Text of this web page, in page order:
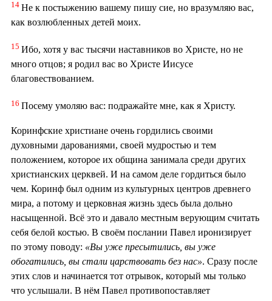
14 Не к постыжению вашему пишу сие, но вразумляю вас,
как возлюбленных детей моих.
15 Ибо, хотя у вас тысячи наставников во Христе, но не
много отцов; я родил вас во Христе Иисусе
благовествованием.
16 Посему умоляю вас: подражайте мне, как я Христу.
Коринфские христиане очень гордились своими
духовными дарованиями, своей мудростью и тем
положением, которое их община занимала среди других
христианских церквей. И на самом деле гордиться было
чем. Коринф был одним из культурных центров древнего
мира, а потому и церковная жизнь здесь была дольно
насыщенной. Всё это и давало местным верующим считать
себя белой костью. В своём послании Павел иронизирует
по этому поводу: «Вы уже пресытились, вы уже
обогатились, вы стали царствовать без нас». Сразу после
этих слов и начинается тот отрывок, который мы только
что услышали. В нём Павел противопоставляет